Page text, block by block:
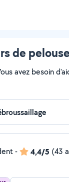
de
avez besoin
- 4,4/5 (43